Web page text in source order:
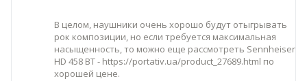
В целом, наушники очень хорошо будут отыгрывать
рок композиции, но если требуется максимальная
насыщенность, то можно еще рассмотреть Sennheiser
HD 458 BT - https://portativ.ua/product_27689.html по
хорошей цене.